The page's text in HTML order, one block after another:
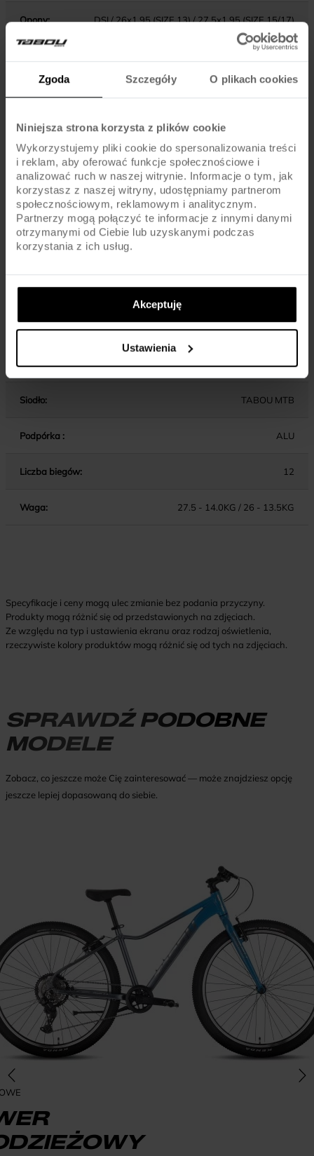
Zgoda Szczegóły O plikach cookies
Niniejsza strona korzysta z plików cookie
Wykorzystujemy pliki cookie do spersonalizowania treści
i reklam, aby oferować funkcje społecznościowe i
analizować ruch w naszej witrynie. Informacje o tym, jak
korzystasz z naszej witryny, udostępniamy partnerom
społecznościowym, reklamowym i analitycznym.
Partnerzy mogą połączyć te informacje z innymi danymi
otrzymanymi od Ciebie lub uzyskanymi podczas
korzystania z ich usług.
Akceptuję
Ustawienia
Opony: DSI / 26x1.95 (SIZE 13) / 27.5x1.95 (SIZE 15/17)
Hamulce: V-BRAKE / ALU
Dźwignie hamulca: ALU / PLASTIC
Pedały : STANDARD
Wspornik kierownicy: ALU / AHEAD / 40MM (13), 60MM (15/17)
Wspornik siodła: ALU
Siodło: TABOU MTB
Podpórka : ALU
Liczba biegów: 12
Waga: 27.5 - 14.0KG / 26 - 13.5KG
Specyfikacje i ceny mogą ulec zmianie bez podania przyczyny.
Produkty mogą różnić się od przedstawionych na zdjęciach.
Ze względu na typ i ustawienia ekranu oraz rodzaj oświetlenia,
rzeczywiste kolory produktów mogą różnić się od tych na zdjęciach.
SPRAWDŹ PODOBNE
MODELE
Zobacz, co jeszcze może Cię zainteresować — może znajdziesz opcję
jeszcze lepiej dopasowaną do siebie.